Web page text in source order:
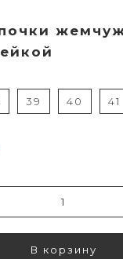
39 40 41
В корзину